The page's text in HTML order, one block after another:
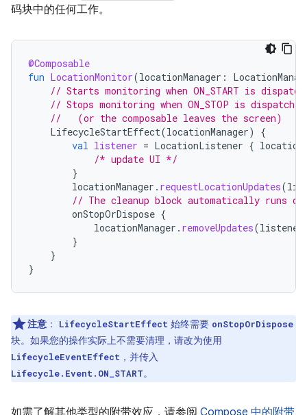
码块中的任何工作。
@Composable
fun LocationMonitor(locationManager :
// Starts monitoring when ON_START is
// Stops monitoring when ON_STOP is dispatched
//   (or the composable leaves the screen)
LifecycleStartEffect(locationManager)
{
val listener = LocationListener { location
/* update UI */
}
locationManager . requestLocationUpdates(
// The cleanup block automatically runs on
onStopOrDispose {
locationManager . removeUpdates(listener
}
}
}
注意 ： LifecycleStartEffect 始终需要 onStopOrDispose
块。如果您的操作实际上不需要清理，请改为使用
LifecycleEventEffect ，并传入
Lifecycle.Event.ON_START。
如需了解其他类型的附带效应，请参阅 Compose 中的附带